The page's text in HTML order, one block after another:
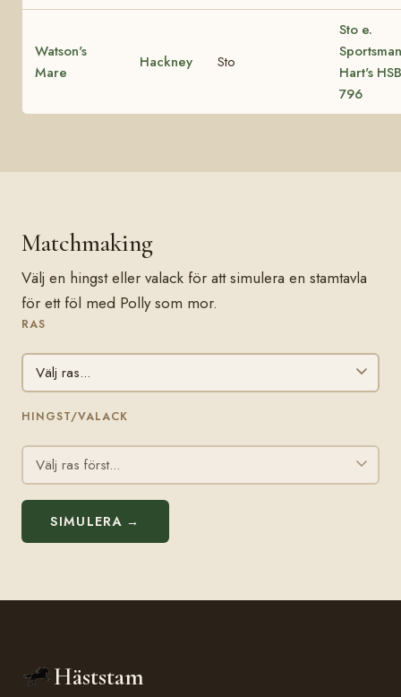
Watson's
Mare
Hackney Sto
Sto e.
Hart's HSB
796
Matchmaking
Välj en hingst eller valack för att simulera en stamtavla
för ett föl med Polly som mor.
RAS
HINGST/VALACK
SIMULERA →
Häststam